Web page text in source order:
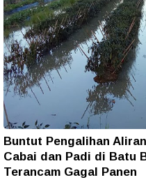
Buntut Pengalihan
Cabai dan Padi di Batu
Terancam Gagal Panen